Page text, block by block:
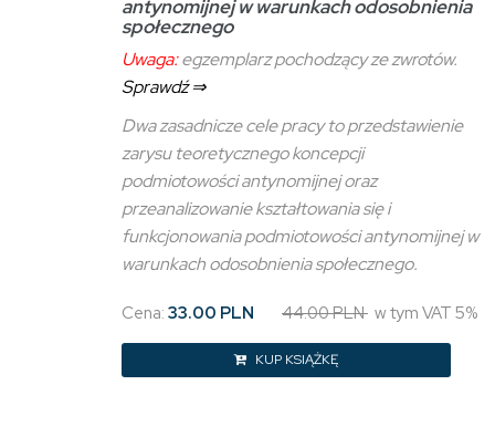
antynomijnej w warunkach odosobnienia
społecznego
Uwaga:egzemplarz pochodzący ze zwrotów.
Sprawdź ⇒
Dwa zasadnicze cele pracy to przedstawienie
zarysu teoretycznego koncepcji
podmiotowości antynomijnej oraz
przeanalizowanie kształtowania się i
funkcjonowania podmiotowości antynomijnej w
warunkach odosobnienia społecznego.
Cena: 33.00 PLN 44.00 PLN w tym VAT 5%
KUP KSIĄŻKĘ